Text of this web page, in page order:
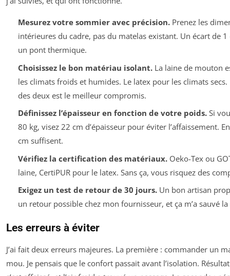
Mesurez votre sommier avec précision.Prenez les
intérieures du cadre, pas du matelas existant. Un écart de
un pont thermique.
Choisissez le bon matériau isolant.La laine de mouton
les climats froids et humides. Le latex pour les climats secs.
des deux est le meilleur compromis.
Définissez l’épaisseur en fonction de votre poids.Si
80 kg, visez 22 cm d’épaisseur pour éviter l’affaissement.
cm suffisent.
Vérifiez la certification des matériaux.Oeko-Tex ou
laine, CertiPUR pour le latex. Sans ça, vous risquez des
Exigez un test de retour de 30 jours.Un bon artisan
un retour possible chez mon fournisseur, et ça m’a sauvé
Les erreurs à éviter
J’ai fait deux erreurs majeures. La première : commander un
mou. Je pensais que le confort passait avant l’isolation.